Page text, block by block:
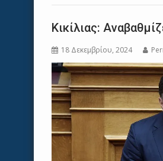
Κικίλιας:
18 Δεκεμβρίου, 2024